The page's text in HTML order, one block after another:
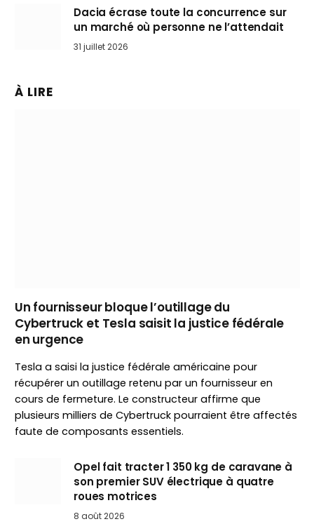
Dacia écrase toute la concurrence sur
un marché où personne ne l’attendait
31 juillet 2026
À LIRE
Un fournisseur bloque l’outillage du
Cybertruck et Tesla saisit la justice fédérale
en urgence
Tesla a saisi la justice fédérale américaine pour
récupérer un outillage retenu par un fournisseur en
cours de fermeture. Le constructeur affirme que
plusieurs milliers de Cybertruck pourraient être affectés
faute de composants essentiels.
Opel fait tracter 1 350 kg de caravane à
son premier SUV électrique à quatre
roues motrices
8 août 2026